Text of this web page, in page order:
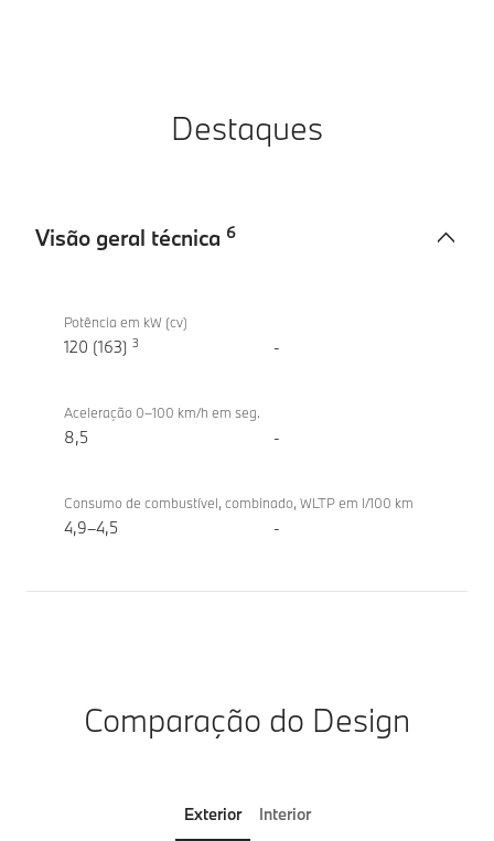
Destaques
Visão geral técnica 6
geral
técnica
sDrive20d
Potência em kW (cv)
120 (163) 3 -
Aceleração 0–100 km/h em seg.
8,5 -
Consumo de combustível, combinado, WLTP em l/100 km
4,9–4,5 -
Comparação do Design
Exterior Interior